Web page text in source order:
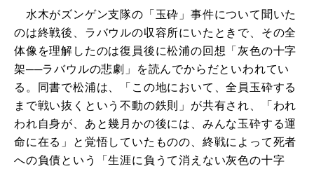
水木がズンゲン支隊の「玉砕」事件について聞いた
のは終戦後、ラバウルの収容所にいたときで、その全
体像を理解したのは復員後に松浦の回想「灰色の十字
架──ラバウルの悲劇」を読んでからだといわれてい
る。同書で松浦は、「この地において、全員玉砕する
まで戦い抜くという不動の鉄則」が共有され、「われ
われ自身が、あと幾月かの後には、みんな玉砕する運
命に在る」と覚悟していたものの、終戦によって死者
への負債という「生涯に負うて消えない灰色の十字